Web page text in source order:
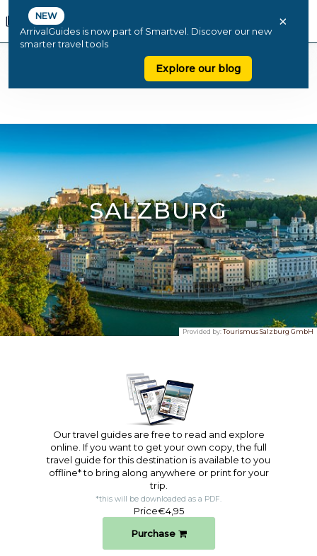
NEW
ArrivalGuides is now part of Smartvel. Discover our new
smarter travel tools
Explore our blog
×
SALZBURG
Provided by:Tourismus Salzburg GmbH
Our travel guides are free to read and explore
online. If you want to get your own copy, the full
travel guide for this destination is available to you
offline* to bring along anywhere or print for your
trip.​
*this will be downloaded as a PDF.
Price€4,95
Purchase